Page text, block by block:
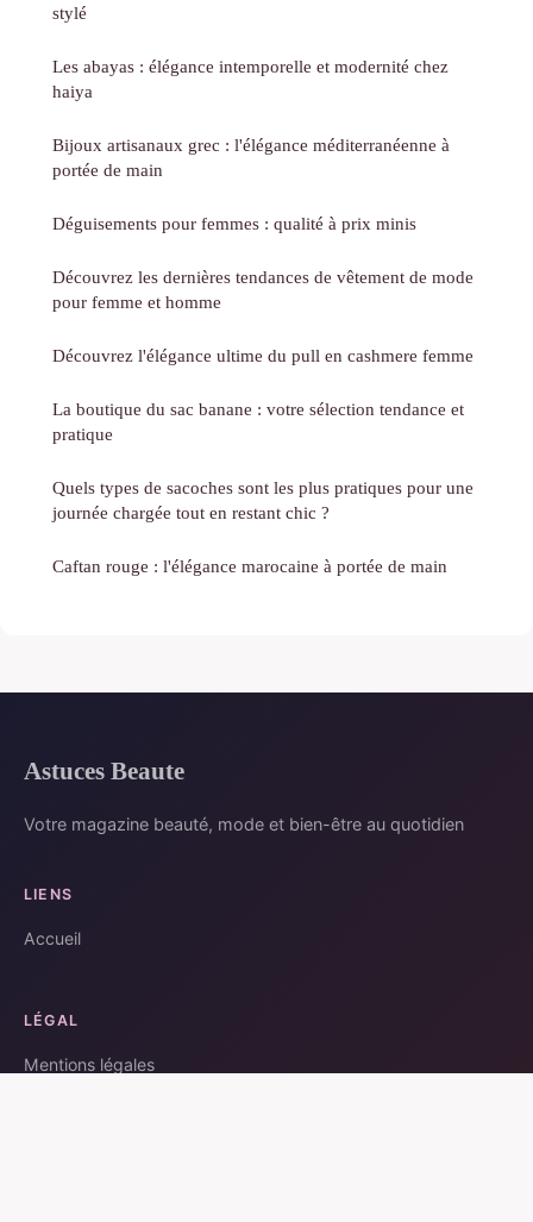
stylé
Les abayas : élégance intemporelle et modernité chez
haiya
Bijoux artisanaux grec : l'élégance méditerranéenne à
portée de main
Déguisements pour femmes : qualité à prix minis
Découvrez les dernières tendances de vêtement de mode
pour femme et homme
Découvrez l'élégance ultime du pull en cashmere femme
La boutique du sac banane : votre sélection tendance et
pratique
Quels types de sacoches sont les plus pratiques pour une
journée chargée tout en restant chic ?
Caftan rouge : l'élégance marocaine à portée de main
Astuces Beaute
Votre magazine beauté, mode et bien-être au quotidien
LIENS
Accueil
LÉGAL
Mentions légales